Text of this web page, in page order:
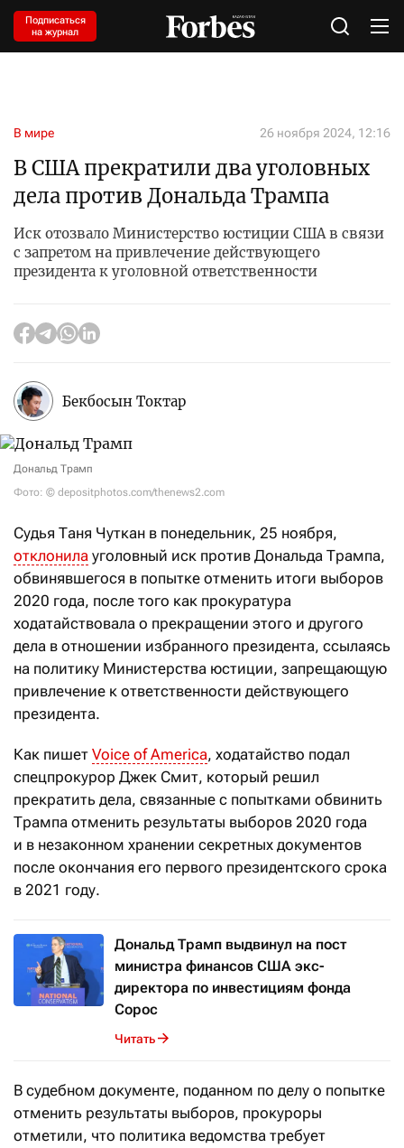
Подписаться
на журнал
В мире 26 ноября 2024, 12:16
В США прекратили два уголовных
дела против Дональда Трампа
Иск отозвало Министерство юстиции США в связи
с запретом на привлечение действующего
президента к уголовной ответственности
Бекбосын Токтар
Дональд Трамп
Фото: © depositphotos.com/thenews2.com
Судья Таня Чуткан в понедельник, 25 ноября,
отклонила уголовный иск против Дональда Трампа,
обвинявшегося в попытке отменить итоги выборов
2020 года, после того как прокуратура
ходатайствовала о прекращении этого и другого
дела в отношении избранного президента, ссылаясь
на политику Министерства юстиции, запрещающую
привлечение к ответственности действующего
президента.
Как пишет Voice of America, ходатайство подал
спецпрокурор Джек Смит, который решил
прекратить дела, связанные с попытками обвинить
Трампа отменить результаты выборов 2020 года
и в незаконном хранении секретных документов
после окончания его первого президентского срока
в 2021 году.
Дональд Трамп выдвинул на пост
министра финансов США экс-
директора по инвестициям фонда
Сорос
Читать
В судебном документе, поданном по делу о попытке
отменить результаты выборов, прокуроры
отметили, что политика ведомства требует